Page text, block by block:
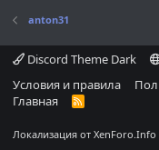
anton31
Discord Theme Dark
Условия и правила
Главная
R
Локализация от XenForo.Info